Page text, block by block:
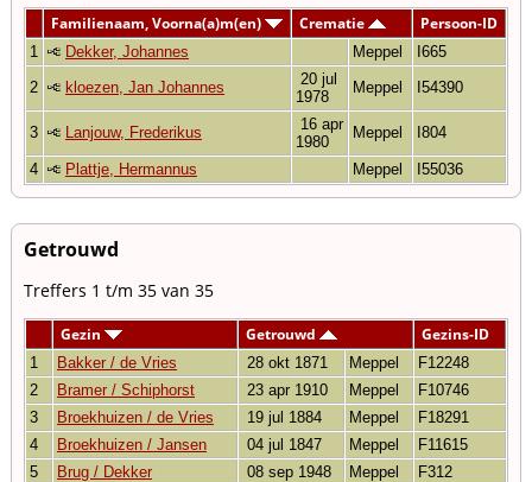
Familienaam, Voorna(a)m(en) Crematie Persoon-ID
1 Dekker, Johannes Meppel
I665
2
kloezen, Jan Johannes
20 jul
1978
Meppel I54390
3 Lanjouw, Frederikus
16 apr
1980
Meppel I804
4 Plattje, Hermannus Meppel I55036
Getrouwd
Treffers 1 t/m 35 van 35
Gezin Getrouwd Gezins-ID
1 Bakker / de Vries 28 okt 1871 Meppel
F12248
2
Bramer / Schiphorst 23 apr 1910 Meppel
F10746
3
Broekhuizen / de Vries 19 jul 1884 Meppel
F18291
4
Broekhuizen / Jansen 04 jul 1847 Meppel
F11615
5
Brug / Dekker 08 sep 1948 Meppel
F312